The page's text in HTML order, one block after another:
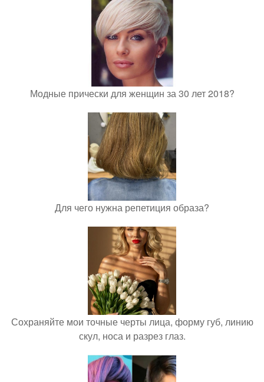
Модные прически для женщин за 30 лет 2018?
Для чего нужна репетиция образа?
Сохраняйте мои точные черты лица, форму губ, линию
скул, носа и разрез глаз.